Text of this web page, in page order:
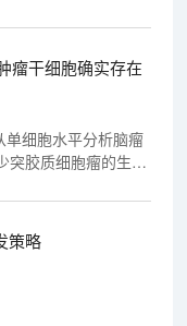
性乳腺癌细胞系以及
肿瘤细胞中起效。
瘤干细胞确实存在
细胞水平分析脑瘤
突胶质细胞瘤的生
策略